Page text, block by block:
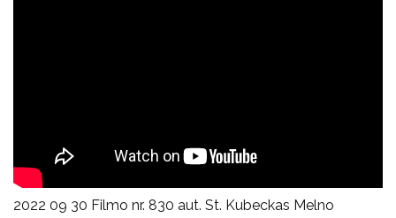
2022 09 30 Filmo nr. 830 aut. St. Kubeckas Melno